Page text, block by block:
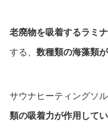
老廃物を吸着するラミ
する、 数種類の海藻類
サウナヒーティングソ
類の吸着力が作用して